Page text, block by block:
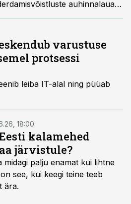
auhinnalaualt
annab ning osalenud ka kahel
varustuse
protsessi
leiba IT-alal ning püüab
18:00
kalamehed
järvistule?
palju enamat kui lihtne
see, kui keegi teine teeb
ära.